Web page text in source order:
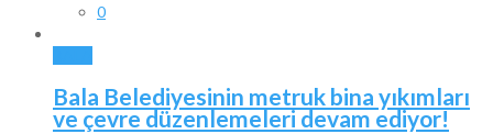
0
Bala Belediyesinin metruk bina yıkımları
ve çevre düzenlemeleri devam ediyor!